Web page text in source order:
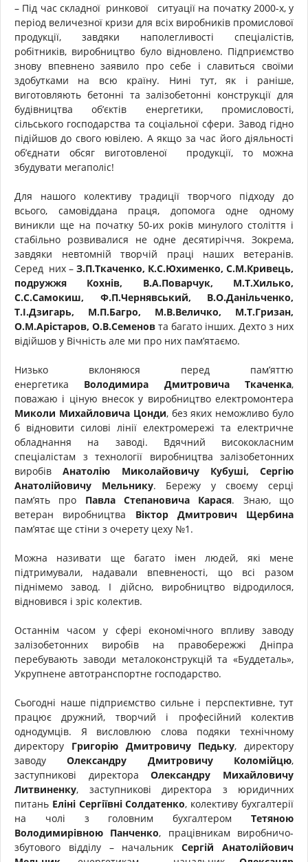
– Під час складної ринкової ситуації на початку 2000-х, у
період величезної кризи для всіх виробників промислової
продукції, завдяки наполегливості спеціалістів,
робітників, виробництво було відновлено. Підприємство
знову впевнено заявило про себе і славиться своїми
здобутками на всю країну. Нині тут, як і раніше,
виготовляють бетонні та залізобетонні конструкції для
будівництва об’єктів енергетики, промисловості,
сільського господарства та соціальної сфери. Завод гідно
підійшов до свого ювілею. А якщо за час його діяльності
об’єднати обсяг виготовленої продукції, то можна
збудувати мегаполіс!
Для нашого колективу традиції творчого підходу до
всього, самовіддана праця, допомога одне одному
виникли ще на початку 50-их років минулого століття і
стабільно розвивалися не одне десятиріччя. Зокрема,
завдяки невтомній творчій праці наших ветеранів.
Серед них – З.П.Ткаченко, К.С.Юхименко, С.М.Кривець,
подружжя Кохнів, В.А.Поварчук, М.Т.Хилько,
С.С.Самокиш, Ф.П.Чернявський, В.О.Данільченко,
Т.І.Дзигарь, М.П.Багро, М.В.Величко, М.Т.Гризан,
О.М.Арістаров, О.В.Семенов та багато інших. Дехто з них
відійшов у Вічність але ми про них пам’ятаємо.
Низько вклоняюся перед пам’яттю
енергетика Володимира Дмитровича Ткаченка,
поважаю і ціную внесок у виробництво електромонтера
Миколи Михайловича Цонди, без яких неможливо було
б відновити силові лінії електромережі та електричне
обладнання на заводі. Вдячний висококласним
спеціалістам з технології виробництва залізобетонних
виробівАнатолію Миколайовичу Кубуші, Сергію
Анатолійовичу Мельнику. Бережу у своєму серці
пам’ять про Павла Степановича Карася. Знаю, що
ветеран виробництва Віктор Дмитрович Щербина
пам’ятає ще стіни з очерету цеху №1.
Можна називати ще багато імен людей, які мене
підтримували, надавали впевненості, що всі разом
піднімемо завод. І дійсно, виробництво відродилося,
відновився і зріс колектив.
Останнім часом у сфері економічного впливу заводу
залізобетонних виробів на правобережжі Дніпра
перебувають заводи металоконструкцій та «Буддеталь»,
Укрупнене автотранспортне господарство.
Сьогодні наше підприємство сильне і перспективне, тут
працює дружний, творчий і професійний колектив
однодумців. Я висловлюю слова подяки технічному
директору Григорію Дмитровичу Педьку, директору
заводуОлександру Дмитровичу Коломійцю,
заступникові директораОлександру Михайловичу
Литвиненку, заступникові директора з юридичних
питань Еліні Сергіївні Солдатенко, колективу бухгалтерії
на чолі з головним бухгалтером Тетяною
Володимирівною Панченко, працівникам виробничо-
збутового відділу – начальникСергій Анатолійович